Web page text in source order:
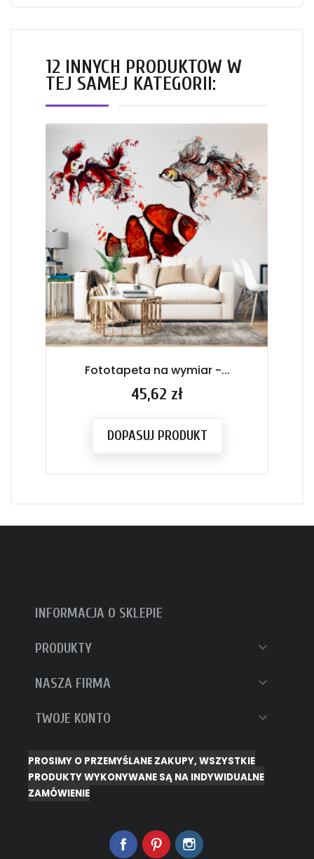
12 INNYCH PRODUKTÓW W
TEJ SAMEJ KATEGORII:
Fototapeta na wymiar -...
Cena
45,62 zł
DOPASUJ PRODUKT
INFORMACJA O SKLEPIE
PRODUKTY 
NASZA FIRMA 
TWOJE KONTO 
PROSIMY O PRZEMYŚLANE ZAKUPY, WSZYSTKIE
PRODUKTY WYKONYWANE SĄ NA INDYWIDUALNE
ZAMÓWIENIE
FacebookPinterest